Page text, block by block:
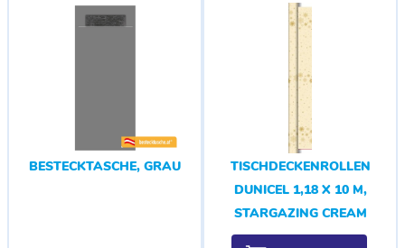
BESTECKTASCHE, GRAU
TISCHDECKENROLLEN
DUNICEL 1,18 X 10 M,
STARGAZING CREAM